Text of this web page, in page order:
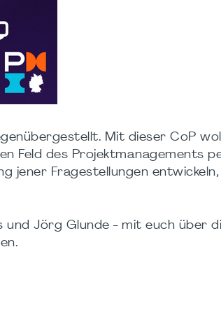
Mit dieser CoP
Feld des Projektmanagements
jener Fragestellungen
und Jörg Glunde - mit euch über
to 31.08)
31.08.2026